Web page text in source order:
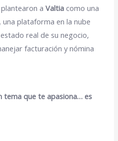
plantearon aValtia como una
una plataforma en la nube
real de su negocio,
facturación y nómina
tema que te apasiona… es